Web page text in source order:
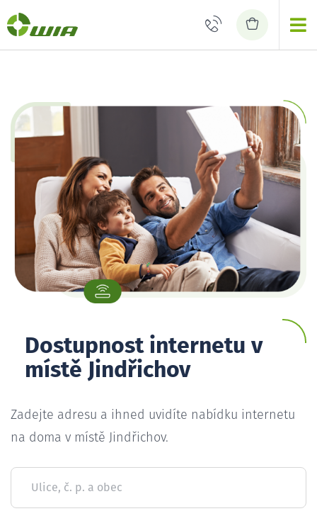
Dostupnost internetu v
místě Jindřichov
Zadejte adresu a ihned uvidíte nabídku internetu
na doma v místě Jindřichov.
Ulice, č. p. a obec